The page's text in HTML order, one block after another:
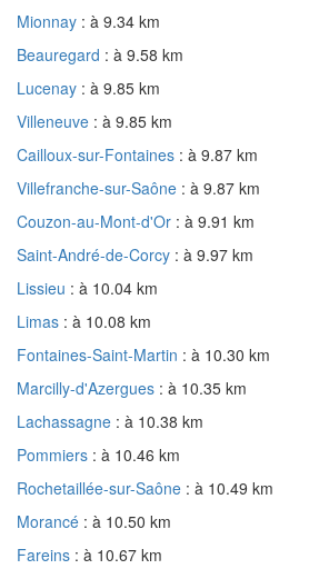
Mionnay : à 9.34 km
Beauregard : à 9.58 km
Lucenay : à 9.85 km
Villeneuve : à 9.85 km
Cailloux-sur-Fontaines : à 9.87 km
Villefranche-sur-Saône : à 9.87 km
Couzon-au-Mont-d'Or : à 9.91 km
Saint-André-de-Corcy : à 9.97 km
Lissieu : à 10.04 km
Limas : à 10.08 km
Fontaines-Saint-Martin : à 10.30 km
Marcilly-d'Azergues : à 10.35 km
Lachassagne : à 10.38 km
Pommiers : à 10.46 km
Rochetaillée-sur-Saône : à 10.49 km
Morancé : à 10.50 km
Fareins : à 10.67 km